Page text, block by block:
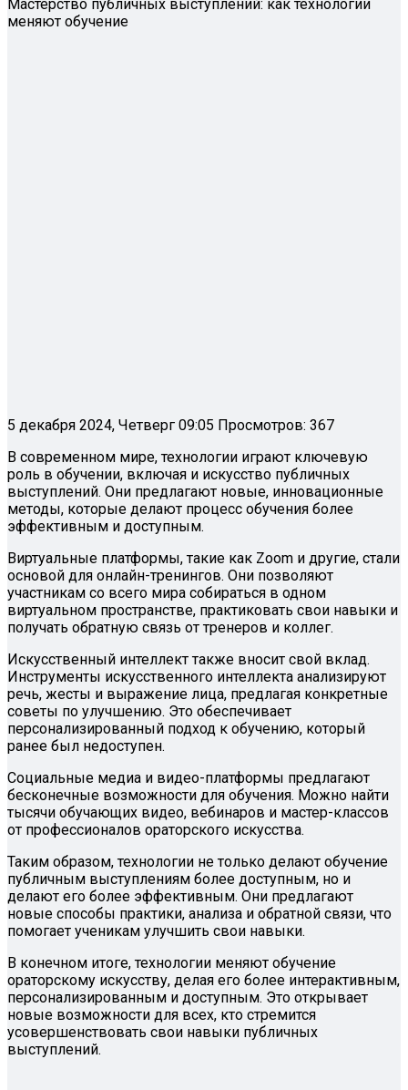
Мастерство публичных выступлений: как технологии
меняют обучение
5 декабря 2024, Четверг 09:05 Просмотров: 367
В современном мире, технологии играют ключевую
роль в обучении, включая и искусство публичных
выступлений. Они предлагают новые, инновационные
методы, которые делают процесс обучения более
эффективным и доступным.
Виртуальные платформы, такие как Zoom и другие, стали
основой для онлайн-тренингов. Они позволяют
участникам со всего мира собираться в одном
виртуальном пространстве, практиковать свои навыки и
получать обратную связь от тренеров и коллег.
Искусственный интеллект также вносит свой вклад.
Инструменты искусственного интеллекта анализируют
речь, жесты и выражение лица, предлагая конкретные
советы по улучшению. Это обеспечивает
персонализированный подход к обучению, который
ранее был недоступен.
Социальные медиа и видео-платформы предлагают
бесконечные возможности для обучения. Можно найти
тысячи обучающих видео, вебинаров и мастер-классов
от профессионалов ораторского искусства.
Таким образом, технологии не только делают обучение
публичным выступлениям более доступным, но и
делают его более эффективным. Они предлагают
новые способы практики, анализа и обратной связи, что
помогает ученикам улучшить свои навыки.
В конечном итоге, технологии меняют обучение
ораторскому искусству, делая его более интерактивным,
персонализированным и доступным. Это открывает
новые возможности для всех, кто стремится
усовершенствовать свои навыки публичных
выступлений.